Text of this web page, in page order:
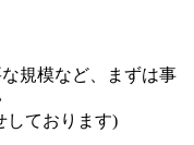
規模など、まずは事
しております)